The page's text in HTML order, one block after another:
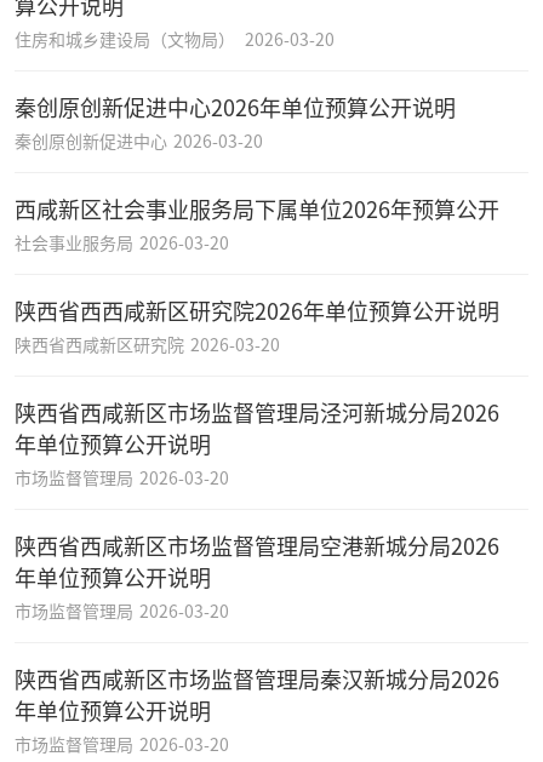
住房和城乡建设局（文物局） 2026-03-20
秦创原创新促进中心2026年单位预算公开说明
秦创原创新促进中心 2026-03-20
西咸新区社会事业服务局下属单位2026年预算公开
社会事业服务局 2026-03-20
陕西省西西咸新区研究院2026年单位预算公开说明
陕西省西咸新区研究院 2026-03-20
陕西省西咸新区市场监督管理局泾河新城分局2026
年单位预算公开说明
市场监督管理局 2026-03-20
陕西省西咸新区市场监督管理局空港新城分局2026
年单位预算公开说明
市场监督管理局 2026-03-20
陕西省西咸新区市场监督管理局秦汉新城分局2026
年单位预算公开说明
市场监督管理局 2026-03-20